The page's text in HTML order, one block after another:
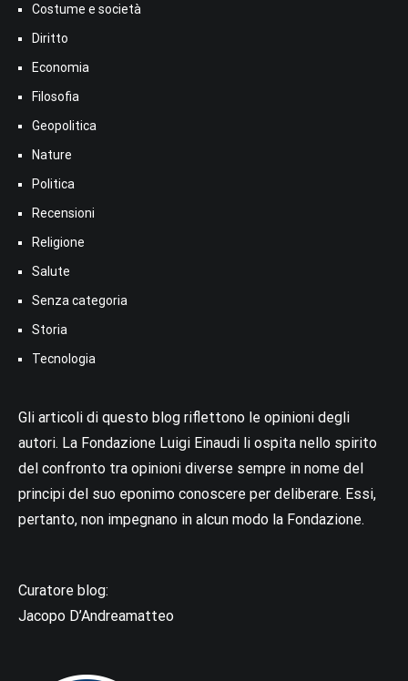
Costume e società
Diritto
Economia
Filosofia
Geopolitica
Nature
Politica
Recensioni
Religione
Salute
Senza categoria
Storia
Tecnologia
Gli articoli di questo blog riflettono le opinioni degli
autori. La Fondazione Luigi Einaudi li ospita nello spirito
del confronto tra opinioni diverse sempre in nome del
principi del suo eponimo conoscere per deliberare. Essi,
pertanto, non impegnano in alcun modo la Fondazione.
Curatore blog:
Jacopo D’Andreamatteo